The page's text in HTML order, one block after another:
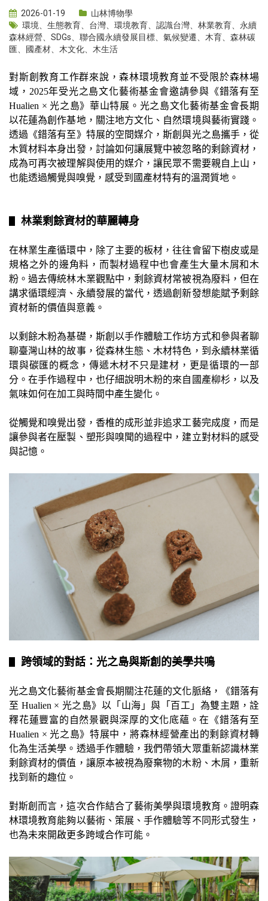
2026-01-19
山林博物學
環境
生態教育 台灣 環境教育 認識台灣 林業教育
永續
森林經營
SDGs 聯合國永續發展目標 氣候變遷 木育
森林碳
匯
國產材 木文化 木生活
對斯創教育工作群來說，森林環境教育並不受限於森林場
域，2025年受光之島文化藝術基金會邀請參與《錯落有至
Hualien × 光之島》華山特展。光之島文化藝術基金會長期
以花蓮為創作基地，關注地方文化、自然環境與藝術實踐。
透過《錯落有至》特展的空間媒介，斯創與光之島攜手，從
木質材料本身出發，討論如何讓展覽中被忽略的剩餘資材，
成為可再次被理解與使用的媒介，讓民眾不需要親自上山，
也能透過觸覺與嗅覺，感受到國產材特有的溫潤質地。
林業剩餘資材的華麗轉身
在林業生產循環中，除了主要的板材，往往會留下樹皮或是
規格之外的邊角料，而製材過程中也會產生大量木屑和木
粉。過去傳統林木業觀點中，剩餘資材常被視為廢料，但在
講求循環經濟、永續發展的當代，透過創新發想能賦予剩餘
資材新的價值與意義。
以剩餘木粉為基礎，斯創以手作體驗工作坊方式和參與者聊
聊臺灣山林的故事，從森林生態、木材特色，到永續林業循
環與碳匯的概念，傳遞木材不只是建材，更是循環的一部
分。在手作過程中，也仔細說明木粉的來自國產柳杉，以及
氣味如何在加工與時間中產生變化。
從觸覺和嗅覺出發，香椎的成形並非追求工藝完成度，而是
讓參與者在壓製、塑形與嗅聞的過程中，建立對材料的感受
與記憶。
跨領域的對話：光之島與斯創的美學共鳴
光之島文化藝術基金會長期關注花蓮的文化脈絡，《錯落有
至 Hualien × 光之島》以「山海」與「百工」為雙主題，詮
釋花蓮豐富的自然景觀與深厚的文化底蘊。在《錯落有至
Hualien × 光之島》特展中，將森林經營產出的剩餘資材轉
化為生活美學。透過手作體驗，我們帶領大眾重新認識林業
剩餘資材的價值，讓原本被視為廢棄物的木粉、木屑，重新
找到新的趣位。
對斯創而言，這次合作結合了藝術美學與環境教育。證明森
林環境教育能夠以藝術、策展、手作體驗等不同形式發生，
也為未來開啟更多跨域合作可能。